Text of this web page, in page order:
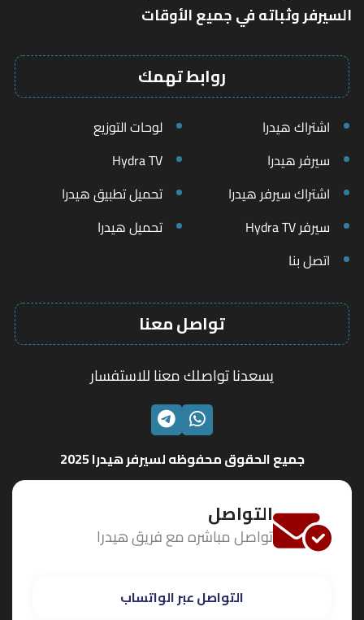
السيرفر وثباته في جميع الأوقات
روابط تهمك
اشتراك هيدرا
لوحات التوزيع
سيرفر هيدرا
Hydra TV
اشتراك سيرفر هيدرا
تحميل تطبيق هيدرا
سيرفر Hydra TV
تحميل هيدرا
اتصل بنا
تواصل معنا
يسعدنا تواصلك معنا للاستفسار
الواتسابتليجرام
جميع الحقوق محفوظه لسيرفر هيدرا 2025
التواصل
تواصل مباشره مع فريق هيدرا
التواصل عبر الواتساب